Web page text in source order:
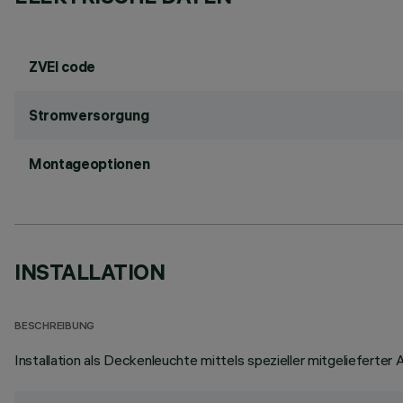
ZVEI code
Stromversorgung
Montageoptionen
INSTALLATION
BESCHREIBUNG
Installation als Deckenleuchte mittels spezieller mitgelieferter